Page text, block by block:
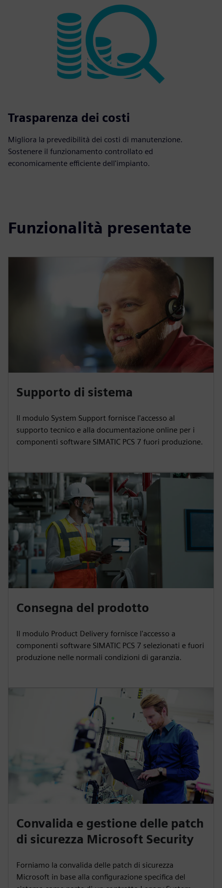
Trasparenza dei costi
Migliora la prevedibilità dei costi di manutenzione.
Sostenere il funzionamento controllato ed
economicamente efficiente dell'impianto.
Funzionalità presentate
Supporto di sistema
Il modulo System Support fornisce l'accesso al
supporto tecnico e alla documentazione online per i
componenti software SIMATIC PCS 7 fuori produzione.
Consegna del prodotto
Il modulo Product Delivery fornisce l'accesso a
componenti software SIMATIC PCS 7 selezionati e fuori
produzione nelle normali condizioni di garanzia.
Convalida e gestione delle patch
di sicurezza Microsoft Security
Forniamo la convalida delle patch di sicurezza
Microsoft in base alla configurazione specifica del